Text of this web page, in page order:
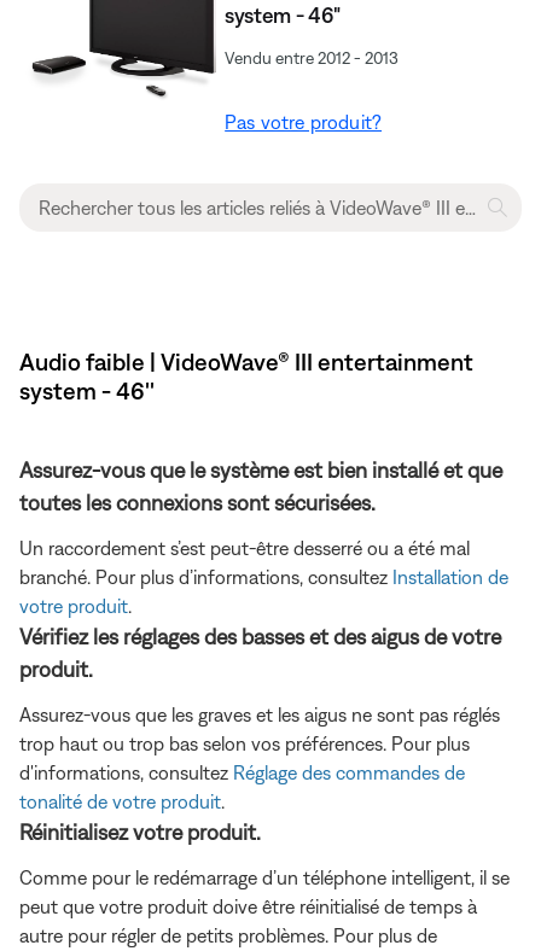
system - 46"
Vendu entre 2012 - 2013
Pas votre produit?
Audio faible | VideoWave® III entertainment
system - 46''
Assurez-vous que le système est bien installé et que
toutes les connexions sont sécurisées.
Un raccordement s’est peut-être desserré ou a été mal
branché. Pour plus d’informations, consultez Installation de
votre produit
Vérifiez les réglages des basses et des aigus de votre
produit.
Assurez-vous que les graves et les aigus ne sont pas réglés
trop haut ou trop bas selon vos préférences. Pour plus
d'informations, consultez Réglage des commandes de
tonalité de votre produit
Réinitialisez votre produit.
Comme pour le redémarrage d’un téléphone intelligent, il se
peut que votre produit doive être réinitialisé de temps à
autre pour régler de petits problèmes. Pour plus de